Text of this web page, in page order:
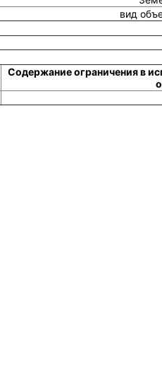
вид
Содержание ограничения в